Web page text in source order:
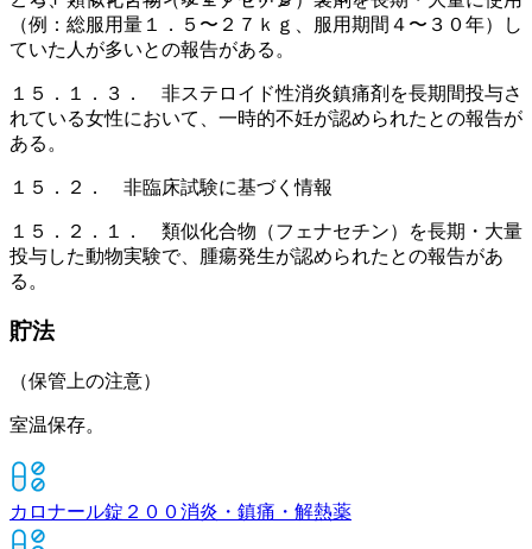
（例：総服用量１．５〜２７ｋｇ、服用期間４〜３０年）し
ていた人が多いとの報告がある。
１５．１．３． 非ステロイド性消炎鎮痛剤を長期間投与さ
れている女性において、一時的不妊が認められたとの報告が
ある。
１５．２． 非臨床試験に基づく情報
１５．２．１． 類似化合物（フェナセチン）を長期・大量
投与した動物実験で、腫瘍発生が認められたとの報告があ
る。
貯法
（保管上の注意）
室温保存。
カロナール錠２００消炎・鎮痛・解熱薬